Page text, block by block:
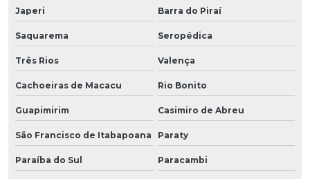
Japeri Barra do Piraí
Saquarema Seropédica
Três Rios Valença
Cachoeiras de Macacu Rio Bonito
Guapimirim Casimiro de Abreu
São Francisco de Itabapoana Paraty
Paraíba do Sul Paracambi